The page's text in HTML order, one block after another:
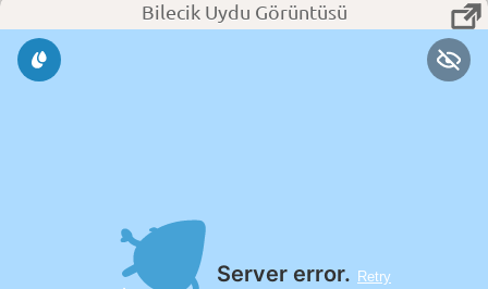
Bilecik Uydu Görüntüsü